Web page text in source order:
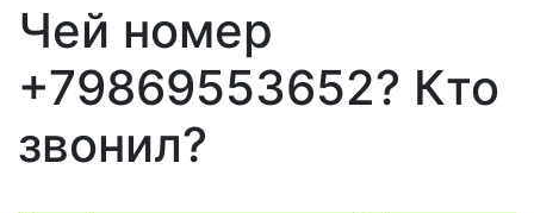
Чей номер
+79869553652? Кто
звонил?